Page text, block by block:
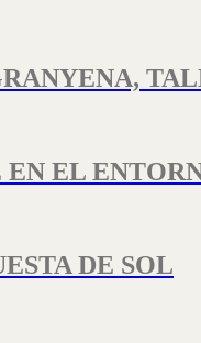
EN EL
DE SOL